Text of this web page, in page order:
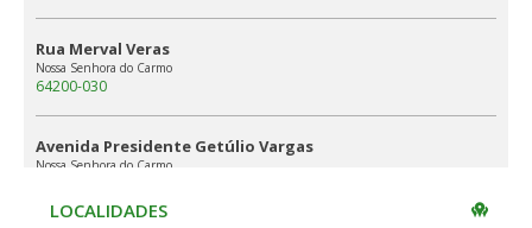
Rua Merval Veras
Nossa Senhora do Carmo
64200-030
Avenida Presidente Getúlio Vargas
Nossa Senhora do Carmo
LOCALIDADES